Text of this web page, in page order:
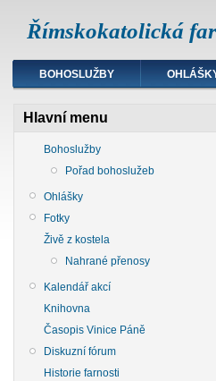
Římskokatolická
BOHOSLUŽBY
Hlavní menu
Bohoslužby
Pořad bohoslužeb
Ohlášky
Fotky
Živě z kostela
Nahrané přenosy
Kalendář akcí
Knihovna
Časopis Vinice Páně
Diskuzní fórum
Historie farnosti